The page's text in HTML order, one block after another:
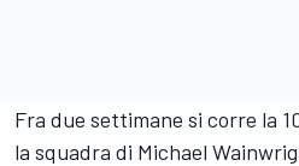
Fra due settimane si corre la
la squadra di Michael